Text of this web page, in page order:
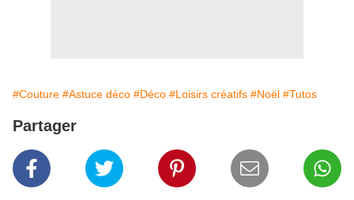
#Couture #Astuce déco #Déco #Loisirs créatifs #Noël #Tutos
Partager